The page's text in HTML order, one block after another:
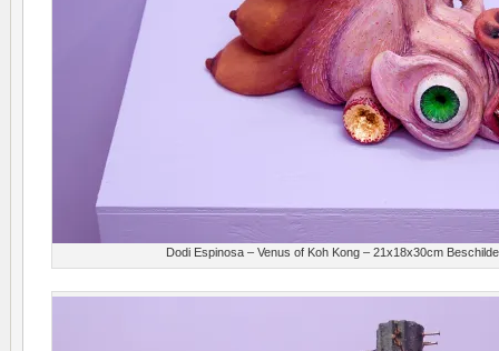
Dodi Espinosa – Venus of Koh Kong – 21x18x30cm